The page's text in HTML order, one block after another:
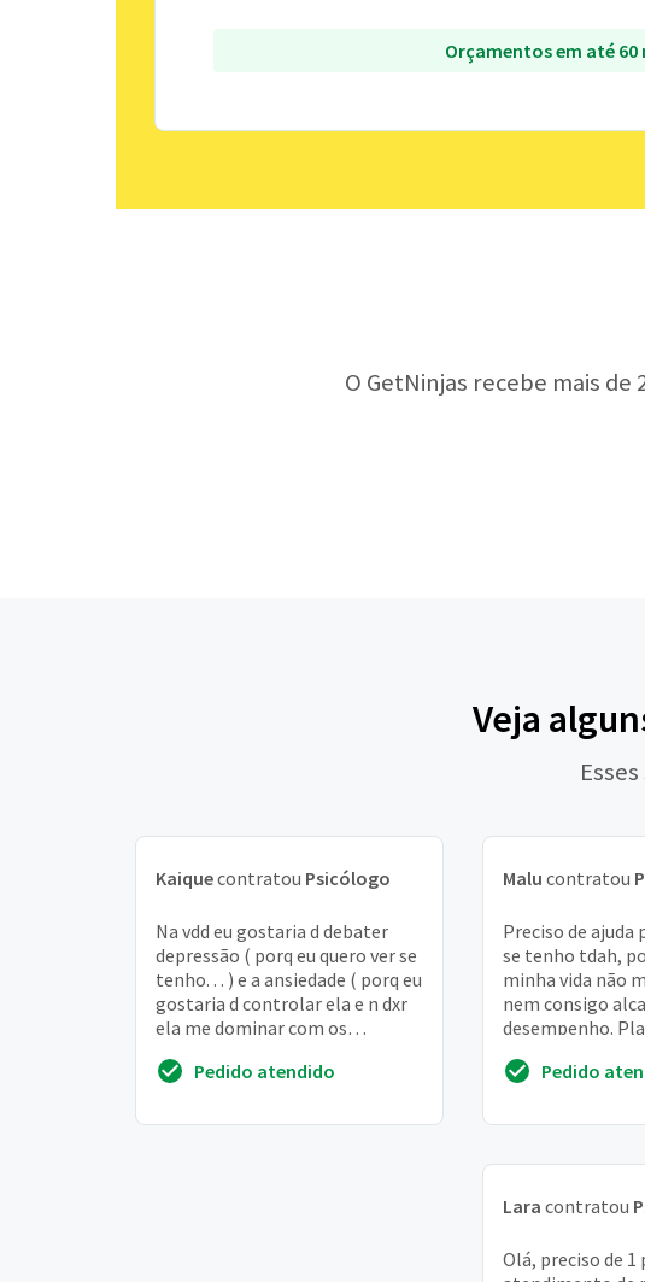
Orçamentos em até
O GetNinjas recebe mais
Veja
Kaiquecontratou Psicólogo
Na vdd eu gostaria d debater
depressão ( porq eu quero ver se
tenho. . . ) e a ansiedade ( porq eu
gostaria d controlar ela e n dxr
ela me dominar com os
Pedido atendido
Malu contratou
Preciso de ajuda
se tenho tdah,
minha vida não
nem consigo
desempenho.
com ...Pedido
Lara contratou
Olá, preciso de